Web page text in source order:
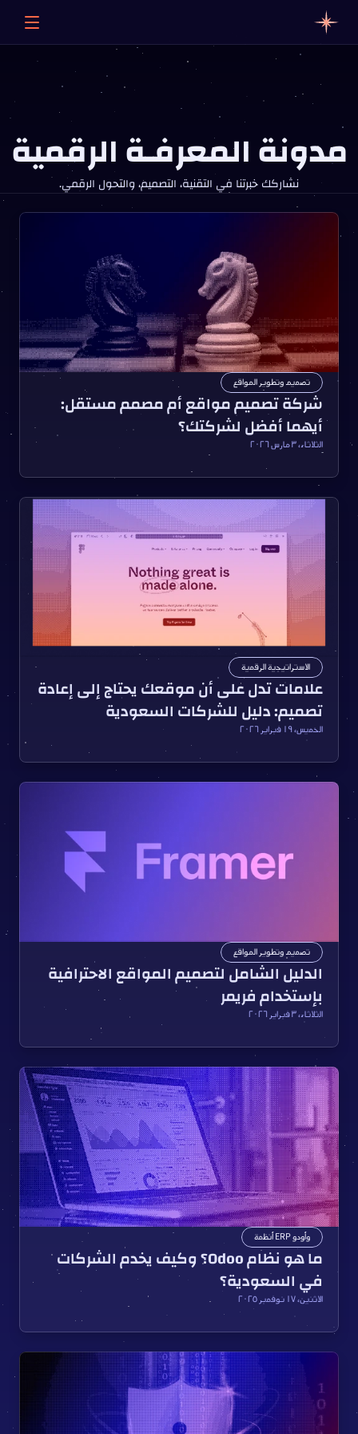
مدونة المعرفـة الرقمية
نشاركك خبرتنا في التقنية، التصميم، والتحول الرقمي.
تصميم وتطوير المواقع
أيهما أفضل لشركتك؟
الثلاثاء، ٣ مارس ٢٠٢٦
الاستراتيجية الرقمية
تصميم: دليل للشركات السعودية
الخميس، ١٩ فبراير ٢٠٢٦
تصميم وتطوير المواقع
بإستخدام فريمر
الثلاثاء، ٣ فبراير ٢٠٢٦
أنظمة ERP وأودو
في السعودية؟
الاثنين، ١٧ نوفمبر ٢٠٢٥